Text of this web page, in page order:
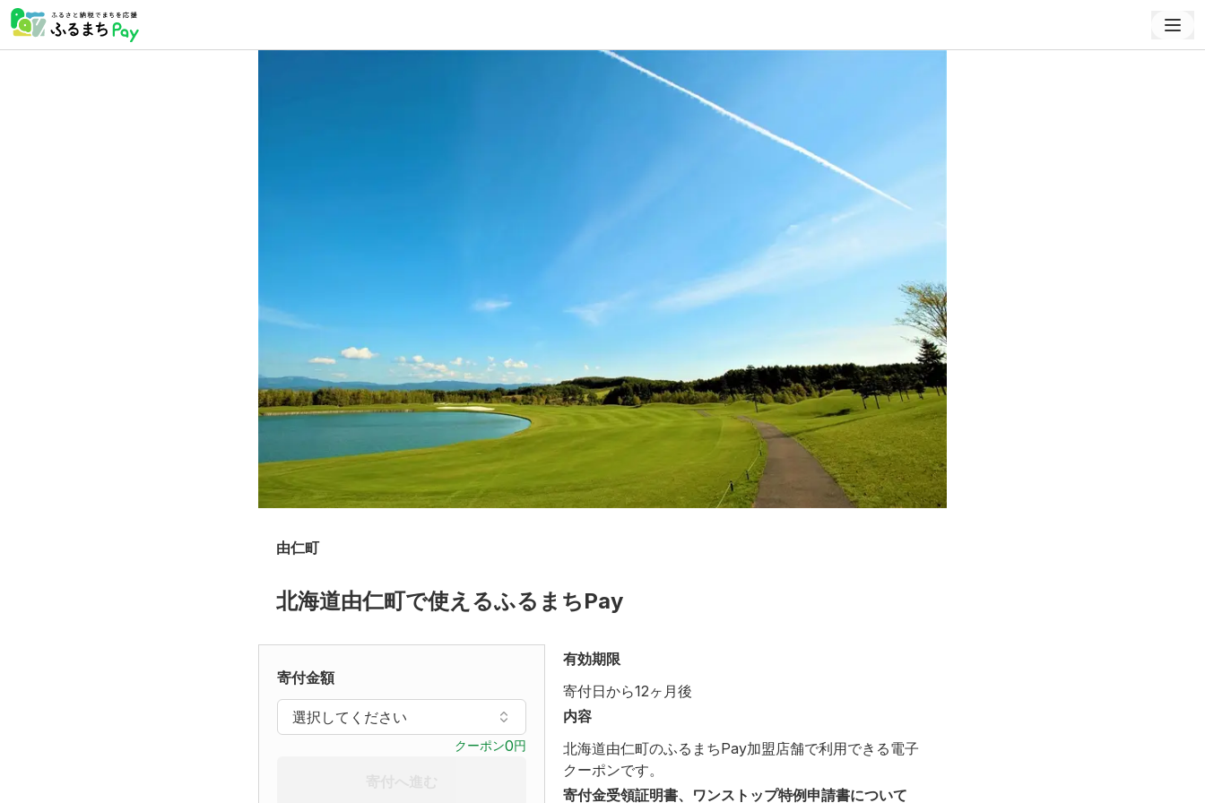
由仁町
北海道由仁町で使えるふるまちPay
寄付金額
選択してください
クーポン0円
有効期限
寄付日から12ヶ月後
内容
北海道由仁町のふるまちPay加盟店舗で利用できる電子
クーポンです。
寄付金受領証明書、ワンストップ特例申請書について